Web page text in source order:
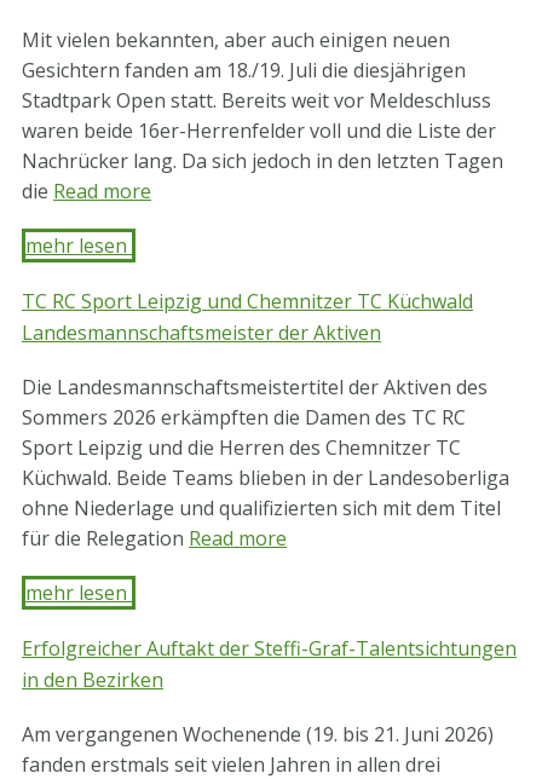
Mit vielen bekannten, aber auch einigen neuen
Gesichtern fanden am 18./19. Juli die diesjährigen
Stadtpark Open statt. Bereits weit vor Meldeschluss
waren beide 16er-Herrenfelder voll und die Liste der
Nachrücker lang. Da sich jedoch in den letzten Tagen
die Read more
mehr lesen ​
TC RC Sport Leipzig und Chemnitzer TC Küchwald
Landesmannschaftsmeister der Aktiven
Die Landesmannschaftsmeistertitel der Aktiven des
Sommers 2026 erkämpften die Damen des TC RC
Sport Leipzig und die Herren des Chemnitzer TC
Küchwald. Beide Teams blieben in der Landesoberliga
ohne Niederlage und qualifizierten sich mit dem Titel
für die Relegation Read more
mehr lesen ​
Erfolgreicher Auftakt der Steffi-Graf-Talentsichtungen
in den Bezirken
Am vergangenen Wochenende (19. bis 21. Juni 2026)
fanden erstmals seit vielen Jahren in allen drei